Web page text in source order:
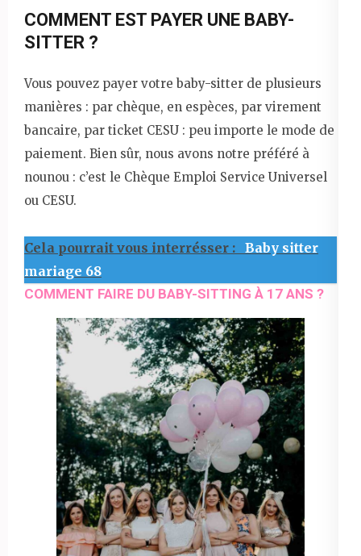
COMMENT EST PAYER UNE BABY-
SITTER ?
Vous pouvez payer votre baby-sitter de plusieurs
manières : par chèque, en espèces, par virement
bancaire, par ticket CESU : peu importe le mode de
paiement. Bien sûr, nous avons notre préféré à
nounou : c’est le Chèque Emploi Service Universel
ou CESU.
Cela pourrait vous interrésser : Baby sitter
mariage 68
COMMENT FAIRE DU BABY-SITTING À 17 ANS ?